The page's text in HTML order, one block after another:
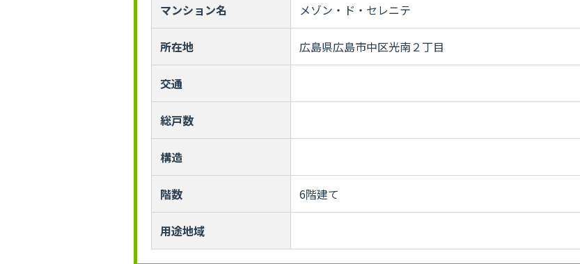
マンション名 メゾン・ド・セレニテ
所在地 広島県広島市中区光南２丁目
交通
総戸数
構造
階数 6階建て
用途地域